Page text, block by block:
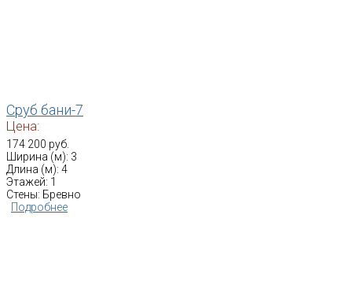
Сруб бани-7
Цена:
174 200 руб.
Ширина (м): 3
Длина (м): 4
Этажей: 1
Стены: Бревно
Подробнее